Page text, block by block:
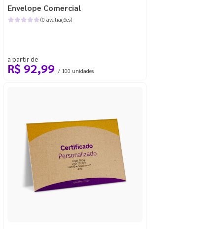
Envelope Comercial
(0 avaliações)
a partir de
R$ 92,99 / 100 unidades